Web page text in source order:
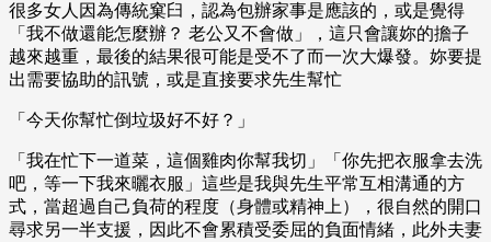
很多女人因為傳統窠臼，認為包辦家事是應該的，或是覺得
「我不做還能怎麼辦？ 老公又不會做」，這只會讓妳的擔子
越來越重，最後的結果很可能是受不了而一次大爆發。妳要提
出需要協助的訊號，或是直接要求先生幫忙
「今天你幫忙倒垃圾好不好？」
「我在忙下一道菜，這個雞肉你幫我切」「你先把衣服拿去洗
吧，等一下我來曬衣服」這些是我與先生平常互相溝通的方
式，當超過自己負荷的程度（身體或精神上），很自然的開口
尋求另一半支援，因此不會累積受委屈的負面情緒，此外夫妻